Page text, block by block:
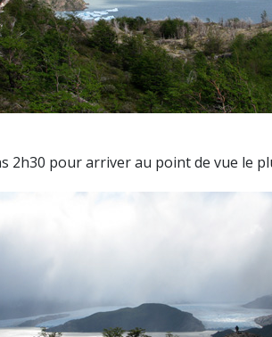
2h30 pour arriver au point de vue le